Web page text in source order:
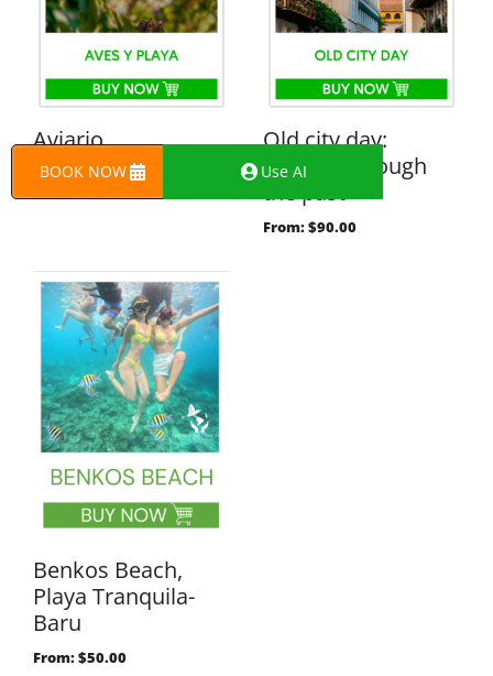
Aviario
From:$ 40.00
Old city day:
Journey through
the past
From:$90.00
Benkos Beach,
Playa Tranquila-
Baru
From:$50.00
BOOK NOW Use AI